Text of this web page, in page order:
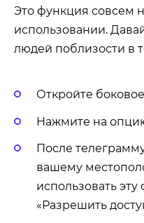
Это функция совсем
использовании.
людей поблизости в
Откройте
Нажмите на
После
вашему
использовать
«Разрешить